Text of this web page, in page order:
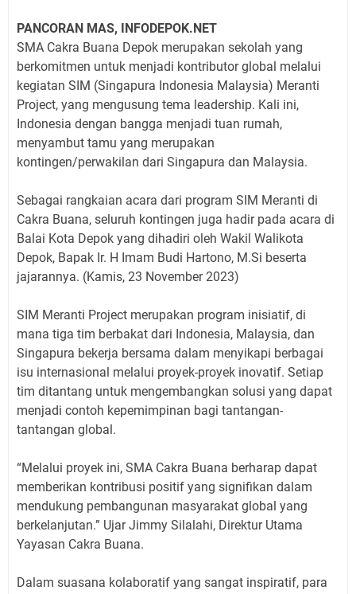
PANCORAN MAS, INFODEPOK.NET
SMA Cakra Buana Depok merupakan sekolah yang
berkomitmen untuk menjadi kontributor global melalui
kegiatan SIM (Singapura Indonesia Malaysia) Meranti
Project, yang mengusung tema leadership. Kali ini,
Indonesia dengan bangga menjadi tuan rumah,
menyambut tamu yang merupakan
kontingen/perwakilan dari Singapura dan Malaysia.
Sebagai rangkaian acara dari program SIM Meranti di
Cakra Buana, seluruh kontingen juga hadir pada acara di
Balai Kota Depok yang dihadiri oleh Wakil Walikota
Depok, Bapak Ir. H Imam Budi Hartono, M.Si beserta
jajarannya. (Kamis, 23 November 2023)
SIM Meranti Project merupakan program inisiatif, di
mana tiga tim berbakat dari Indonesia, Malaysia, dan
Singapura bekerja bersama dalam menyikapi berbagai
isu internasional melalui proyek-proyek inovatif. Setiap
tim ditantang untuk mengembangkan solusi yang dapat
menjadi contoh kepemimpinan bagi tantangan-
tantangan global.
“Melalui proyek ini, SMA Cakra Buana berharap dapat
memberikan kontribusi positif yang signifikan dalam
mendukung pembangunan masyarakat global yang
berkelanjutan.” Ujar Jimmy Silalahi, Direktur Utama
Yayasan Cakra Buana.
Dalam suasana kolaboratif yang sangat inspiratif, para